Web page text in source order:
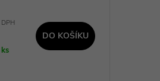
DO KOŠÍKU